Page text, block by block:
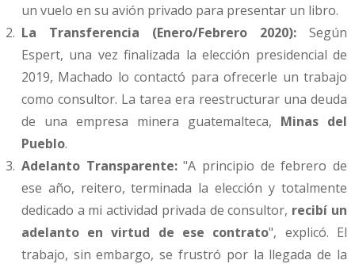
un vuelo en su avión privado para presentar un libro.
La Transferencia (Enero/Febrero 2020):Según
Espert, una vez finalizada la elección presidencial de
2019, Machado lo contactó para ofrecerle un trabajo
como consultor. La tarea era reestructurar una deuda
de una empresa minera guatemalteca, Minas del
Pueblo.
Adelanto Transparente:"A principio de febrero de
ese año, reitero, terminada la elección y totalmente
dedicado a mi actividad privada de consultor, recibí un
adelanto en virtud de ese contrato", explicó. El
trabajo, sin embargo, se frustró por la llegada de la